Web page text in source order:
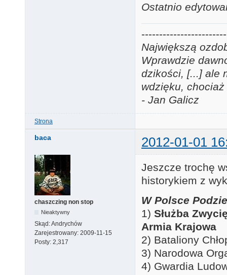
Ostatnio
Największą
Wprawdzie
dzikości, [...] ale
wdzięku,
- Jan Galicz
Strona
baca 2012-01-01
chaszczing non stop
Nieaktywny
Skąd:Andrychów
Zarejestrowany: 2009-11-15
Posty: 2,317
Jeszcze trochę
historykiem z
W Polsce
1) Służba
Armia Krajowa
2) Bataliony
3) Narodowa
4) Gwardia